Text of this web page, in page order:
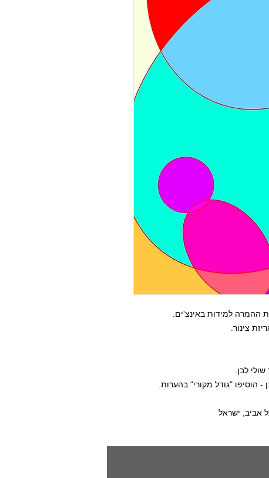
ההמרה למידות באינצ'ים.
צינור.
לבן.
הוסיפו "גודל מקורי" בהערות.